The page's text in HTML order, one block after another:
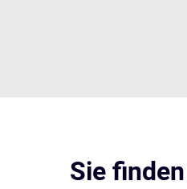
Sie